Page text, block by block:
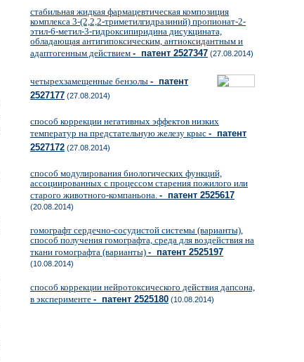
стабильная жидкая фармацевтическая композиция
комплекса 3-(2,2,2-триметилгидразиний) пропионат-2-
этил-6-метил-3-гидроксипиридина дисукцината,
обладающая антигипоксическим, антиоксидантным и
адаптогенным действием - патент 2527347 (27.08.2014)
четырехзамещенные бензолы - патент
2527177 (27.08.2014)
способ коррекции негативных эффектов низких
температур на предстательную железу крыс - патент
2527172 (27.08.2014)
способ модулирования биологических функций,
ассоциированных с процессом старения пожилого или
старого животного-компаньона. - патент 2525617
(20.08.2014)
гомографт сердечно-сосудистой системы (варианты),
способ получения гомографта, среда для воздействия на
ткани гомографта (варианты) - патент 2525197
(10.08.2014)
способ коррекции нейротоксического действия дапсона,
в эксперименте - патент 2525180 (10.08.2014)